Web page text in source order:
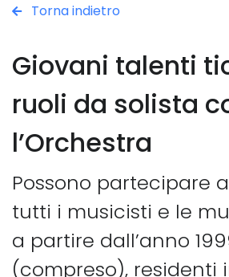
Torna indietro
Giovani talenti
ruoli da solista
l’Orchestra
Possono partecipare
tutti i musicisti e le
a partire dall’anno
(compreso), residenti